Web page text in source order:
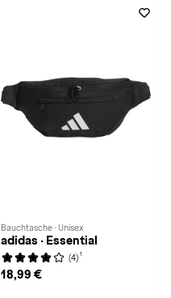
Bauchtasche · Unisex
adidas · Essential
(4) 1
18,99 €